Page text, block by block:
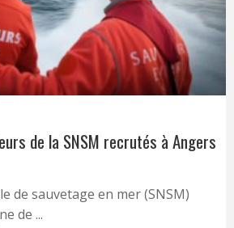
de la SNSM recrutés à Angers
de sauvetage en mer (SNSM)
de ...